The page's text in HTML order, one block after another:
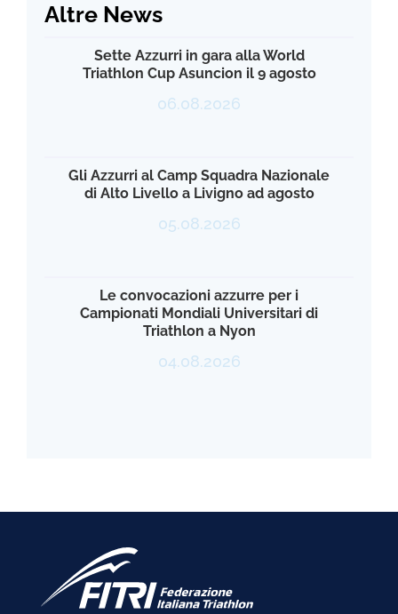
Altre News
Sette Azzurri in gara alla World
Triathlon Cup Asuncion il 9 agosto
06.08.2026
Gli Azzurri al Camp Squadra Nazionale
di Alto Livello a Livigno ad agosto
05.08.2026
Le convocazioni azzurre per i
Campionati Mondiali Universitari di
Triathlon a Nyon
04.08.2026